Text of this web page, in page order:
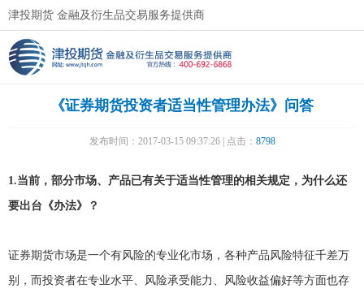
津投期货 金融及衍生品交易服务提供商
《证券期货投资者适当性管理办法》问答
发布时间：2017-03-15 09:37:26 | 点击： 8798
1.当前，部分市场、产品已有关于适当性管理的相关规定，为什么还
要出台《办法》？
证券期货市场是一个有风险的专业化市场，各种产品风险特征千差万
别，而投资者在专业水平、风险承受能力、风险收益偏好等方面也存